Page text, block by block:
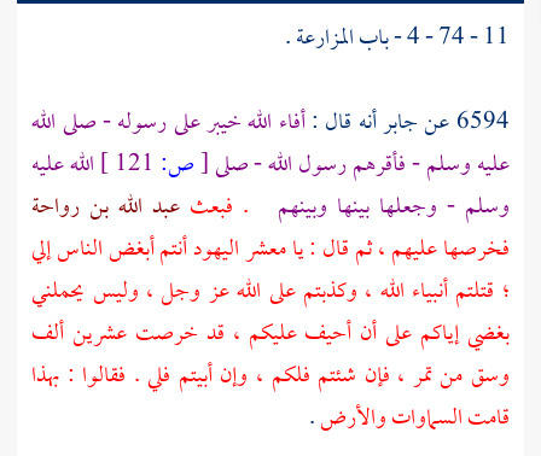
11 - 74 - 4 - باب المزارعة .
6594 عن
جابرأنه قال :أفاء اللهخيبرعلى رسوله - صلى الله
عليه وسلم - فأقرهم رسول الله - صلى[ص:
الله عليه
وسلم - وجعلها بينها وبينهم
. فبعث عبد الله بن رواحة
فخرصها عليهم ، ثم قال : يا معشراليهودأنتم أبغض الناس إلي
؛ قتلتم أنبياء الله ، وكذبتم على الله عز وجل ، وليس يحملني
بغضي إياكم على أن أحيف عليكم ، قد خرصت عشرين ألف
وسق من تمر ، فإن شئتم فلكم ، وإن أبيتم فلي . فقالوا : بهذا
قامت السماوات والأرض.